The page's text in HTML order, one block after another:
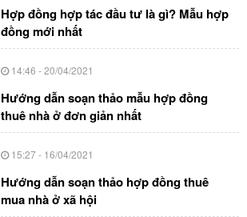
Hợp đồng hợp tác đầu tư là gì? Mẫu hợp
đồng mới nhất
14:46 - 20/04/2021
Hướng dẫn soạn thảo mẫu hợp đồng
thuê nhà ở đơn giản nhất
15:27 - 16/04/2021
Hướng dẫn soạn thảo hợp đồng thuê
mua nhà ở xã hội